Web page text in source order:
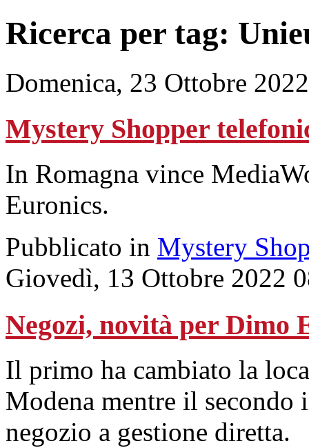
Ricerca per tag:
Domenica, 23 Ottobre
Mystery Shopper
In Romagna vince
Euronics.
Pubblicato in Mystery
Giovedì, 13 Ottobre 2022
Negozi, novità per Dimo
Il primo ha cambiato la
Modena mentre il secondo
negozio a gestione diretta.